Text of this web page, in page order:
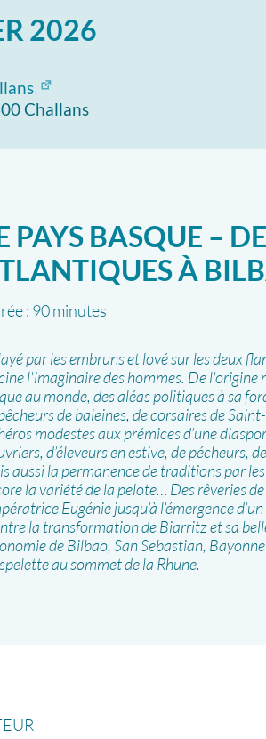
2026
Challans
PAYS BASQUE –
À
: 90 minutes
par les embruns et lové sur les deux
l'imaginaire des hommes. De l'origine
au monde, des aléas politiques à sa
de baleines, de corsaires de
modestes aux prémices d’une
d’éleveurs en estive, de pécheurs,
aussi la permanence de traditions par
la variété de la pelote… Des rêveries
Eugénie jusqu’à l’émergence
la transformation de Biarritz et sa
de Bilbao, San Sebastian,
au sommet de la Rhune.